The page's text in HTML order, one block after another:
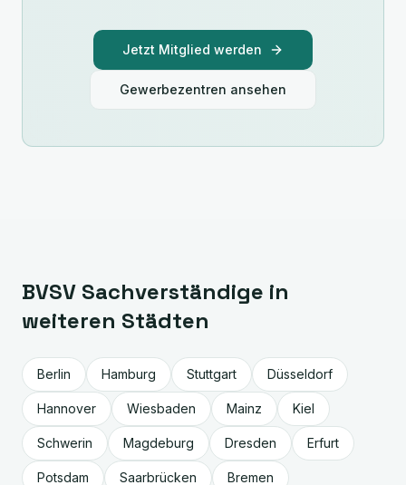
Jetzt Mitglied werden
Gewerbezentren ansehen
BVSV Sachverständige in
weiteren Städten
Berlin Hamburg Stuttgart Düsseldorf
Hannover Wiesbaden Mainz Kiel
Schwerin Magdeburg Dresden Erfurt
Potsdam Saarbrücken Bremen